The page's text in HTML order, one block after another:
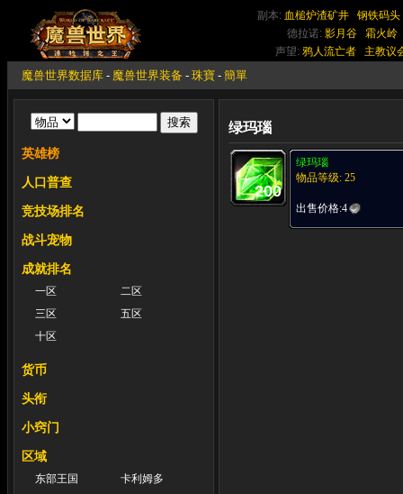
副本: 血槌炉渣矿井
钢铁码头
德拉诺: 影月谷
霜火岭
声望: 鸦人流亡者 主教议
魔兽世界数据库 - 魔兽世界装备 - 珠寶 - 簡單
英雄榜
人口普查
竞技场排名
战斗宠物
成就排名
一区
二区
三区
五区
十区
货币
头衔
小窍门
区域
东部王国
卡利姆多
绿玛瑙
200
绿玛瑙
物品等级: 25
出售价格:4